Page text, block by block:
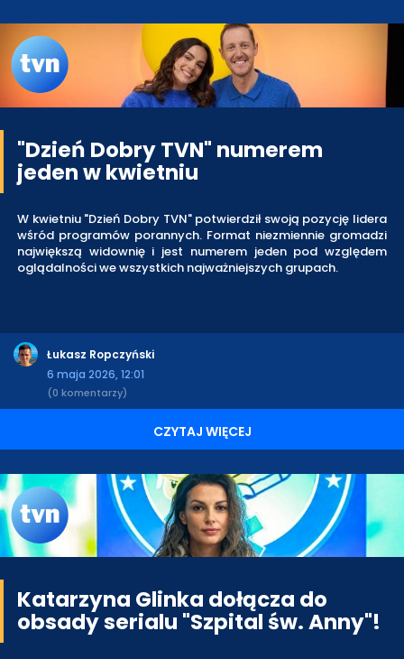
"Dzień Dobry TVN" numerem
jeden w kwietniu
W kwietniu "Dzień Dobry TVN" potwierdził swoją pozycję lidera
wśród programów porannych. Format niezmiennie gromadzi
największą widownię i jest numerem jeden pod względem
oglądalności we wszystkich najważniejszych grupach.
Łukasz Ropczyński
6 maja 2026, 12:01
(0 komentarzy)
CZYTAJ WIĘCEJ
Katarzyna Glinka dołącza do
obsady serialu "Szpital św. Anny"!